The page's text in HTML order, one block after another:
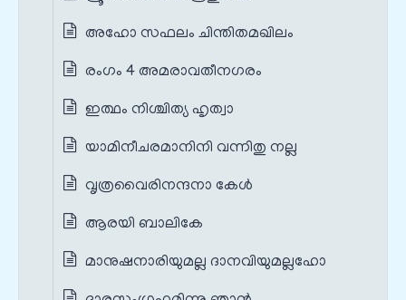
അഹോ സഫലം ചിന്തിതമഖിലം
രംഗം 4 അമരാവതീനഗരം
ഇത്ഥം നിശ്ചിത്യ ഹൃത്വാ
യാമിനീചരമാനിനി വന്നിതു നല്ല
വൃത്രവൈരിനന്ദനാ കേൾ
ആരയി ബാലികേ
മാനുഷനാരിയുമല്ല ദാനവിയുമല്ലഹോ